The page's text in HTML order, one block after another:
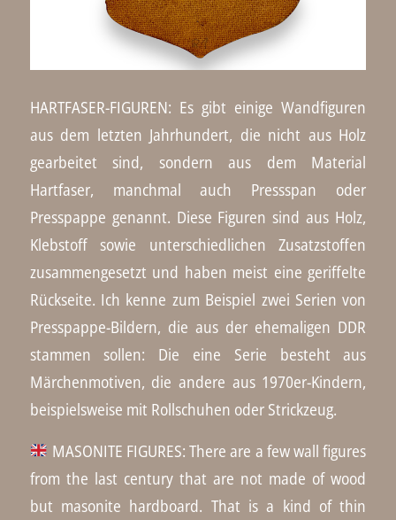
HARTFASER-FIGUREN: Es gibt einige Wandfiguren
aus dem letzten Jahrhundert, die nicht aus Holz
gearbeitet sind, sondern aus dem Material
Hartfaser, manchmal auch Pressspan oder
Presspappe genannt. Diese Figuren sind aus Holz,
Klebstoff sowie unterschiedlichen Zusatzstoffen
zusammengesetzt und haben meist eine geriffelte
Rückseite. Ich kenne zum Beispiel zwei Serien von
Presspappe-Bildern, die aus der ehemaligen DDR
stammen sollen: Die eine Serie besteht aus
Märchenmotiven, die andere aus 1970er-Kindern,
beispielsweise mit Rollschuhen oder Strickzeug.
MASONITE FIGURES: There are a few wall figures
from the last century that are not made of wood
but masonite hardboard. That is a kind of thin